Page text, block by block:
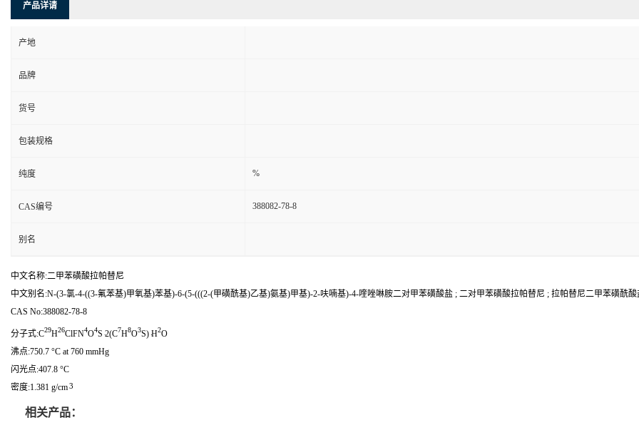
产品详请
产地
品牌
货号
包装规格
纯度 %
CAS编号 388082-78-8
别名
中文名称:二甲苯磺酸拉帕替尼
中文别名:N-(3-氯-4-((3-氟苯基)甲氧基)苯基)-6-(5-(((2-(甲磺酰基)乙基)氨基)甲基)-2-呋喃基)-4-喹唑啉胺二对甲苯磺酸盐 ; 二对甲苯磺酸拉帕替尼 ; 拉帕替尼二甲苯磺酰酸
CAS No:388082-78-8
分子式:C29H26ClFN4O4S .2(C7H8O3S) .H2O
沸点:750.7 °C at 760 mmHg
闪光点:407.8 °C
密度:1.381 g/cm3
相关产品：